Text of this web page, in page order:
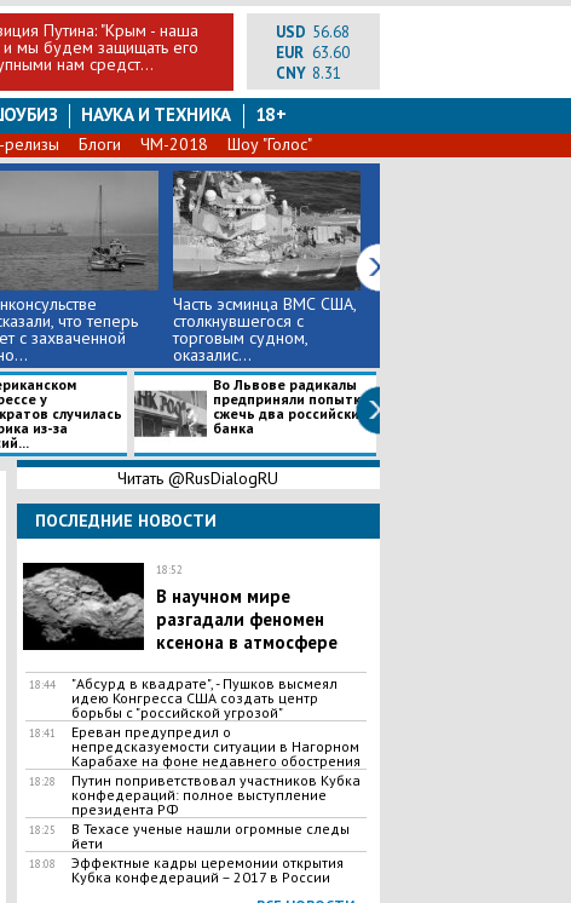
Путина: "Крым - наша
и мы будем защищать его
нам средст...
USD 56.68
EUR 63.60
CNY 8.31
НАУКА И ТЕХНИКА 18+
Блоги ЧМ-2018 Шоу "Голос"
что теперь
с захваченной
Часть эсминца ВМС США,
столкнувшегося с
торговым судном,
оказалис...
у
случилась
из-за
Во Львове радикалы
предприняли попытку
сжечь два российских
банка
Читать @RusDialogRU
ПОСЛЕДНИЕ НОВОСТИ
18:52
В научном мире
разгадали феномен
ксенона в атмосфере
18:44
"Абсурд в квадрате", - Пушков высмеял
идею Конгресса США создать центр
борьбы с "российской угрозой"
18:41
Ереван предупредил о
непредсказуемости ситуации в Нагорном
Карабахе на фоне недавнего обострения
18:28
Путин поприветствовал участников Кубка
конфедераций: полное выступление
президента РФ
18:25
В Техасе ученые нашли огромные следы
йети
18:08
Эффектные кадры церемонии открытия
Кубка конфедераций – 2017 в России